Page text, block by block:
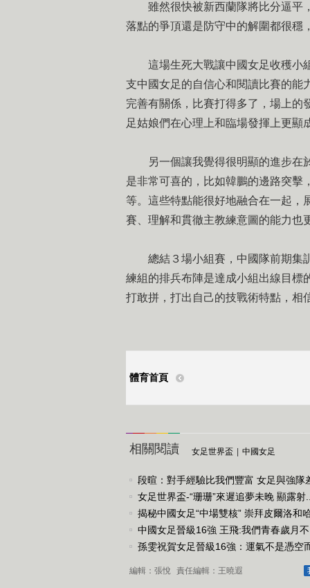
雖然很快被新西蘭隊將比分逼平
落點的爭頂還是防守中的解圍都很穩
這場生死大戰讓中國女足收穫小
支中國女足的自信心和閱讀比賽的能
完善有關係，比賽打得多了，場上的
足姑娘們在心理上和臨場發揮上更顯
另一個讓我覺得很明顯的進步在
是非常可喜的，比如韓鵬的邊路突擊
等。這些特點能很好地融合在一起，
賽、理解和貫徹主教練意圖的能力也
總結３場小組賽，中國隊前期集
練組的排兵布陣是達成小組出線目標
打敢拼，打出自己的技戰術特點，相
體育首頁
相關閱讀 女足世界盃 中國女足
段暄：對手經驗比我們豐富 女足與強隊
女足世界盃-“珊珊”來遲追夢未晚 顯露射
揭秘中國女足“中場雙核” 崇拜皮爾洛和
中國女足晉級16強 王飛:我們青春歲月
孫雯祝賀女足晉級16強：運氣不是憑空
編輯：張悅 責任編輯：王曉遐